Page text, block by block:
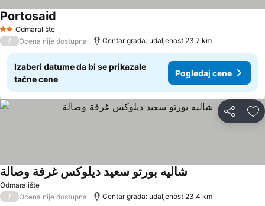
2 Zvezdice
Odmaralište
Portosaid
/ Ocena nije dostupna Centar grada: udaljenost 23.7 km
Izaberi datume da bi se prikazale
tačne cene
Pogledaj cene
Deli
Odmaralište
شاليه بورتو سعيد ديلوكس غرفة وصالة
/ Ocena nije dostupna Centar grada: udaljenost 23.4 km